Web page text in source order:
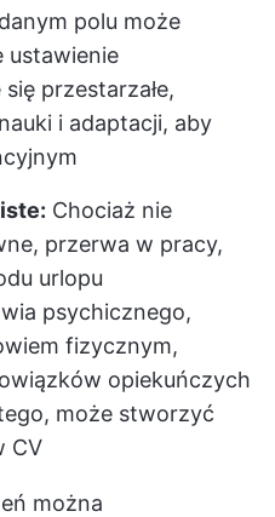
polu może
ustawienie
przestarzałe,
i adaptacji, aby
Chociaż nie
przerwa w pracy,
urlopu
psychicznego,
fizycznym,
opiekuńczych
może stworzyć
CV
można